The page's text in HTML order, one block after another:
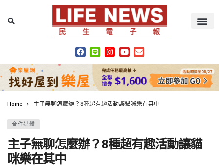
Home 主子無聊怎麼辦？8種超有趣活動讓貓咪樂在其中
合作媒體
主子無聊怎麼辦？8種超有趣活動讓貓
咪樂在其中